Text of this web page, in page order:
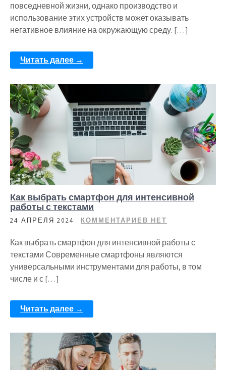
повседневной жизни, однако производство и
использование этих устройств может оказывать
негативное влияние на окружающую среду. […]
Читать далее →
Как выбрать смартфон для интенсивной
работы с текстами
24 АПРЕЛЯ 2024 КОММЕНТАРИЕВ НЕТ
Как выбрать смартфон для интенсивной работы с
текстами Современные смартфоны являются
универсальными инструментами для работы, в том
числе и с […]
Читать далее →